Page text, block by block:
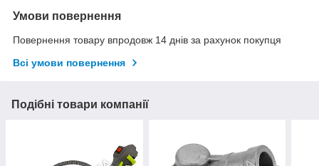
Умови повернення
Повернення товару впродовж 14 днів за рахунок покупця
Всі умови повернення
Подібні товари компанії